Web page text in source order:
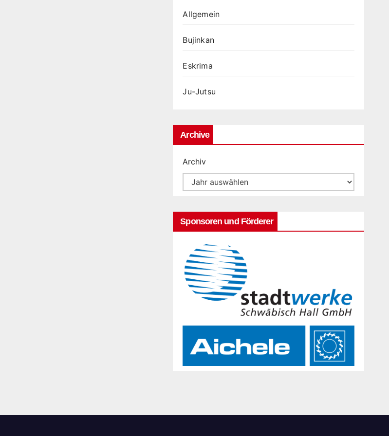
Allgemein
Bujinkan
Eskrima
Ju-Jutsu
Archive
Archiv
Sponsoren und Förderer